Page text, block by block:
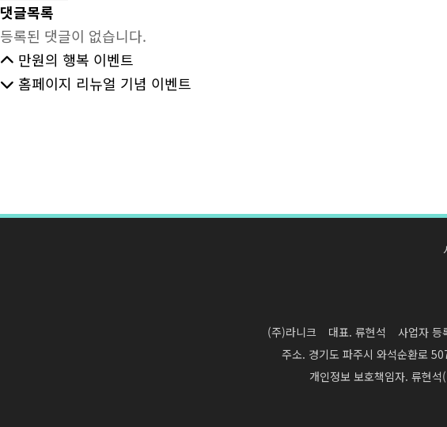
댓글목록
등록된 댓글이 없습니다.
만원의 행복 이벤트
홈페이지 리뉴얼 기념 이벤트
(주)라니크 대표. 류현석 사업자
주소. 경기도 파주시 와석순환로
개인정보 보호책임자. 류현석(